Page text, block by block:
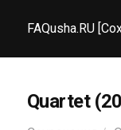
FAQusha.RU
Quartet